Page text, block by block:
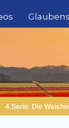
für
DES